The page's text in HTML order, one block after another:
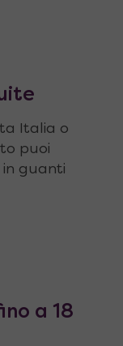
Italia o
puoi
in guanti
a 18